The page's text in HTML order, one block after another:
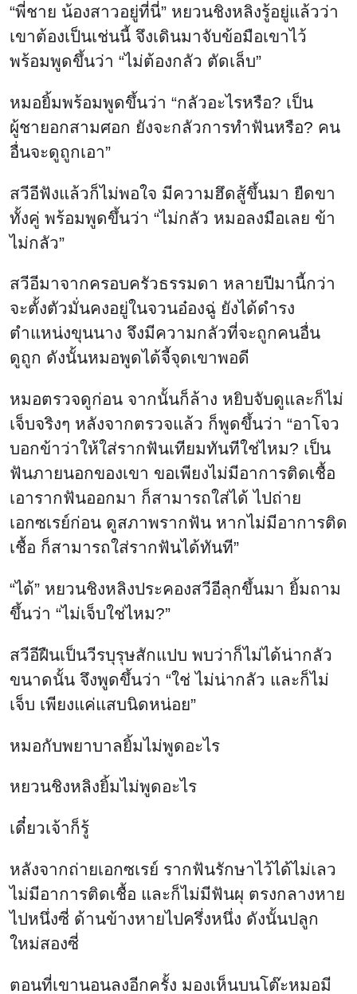
สวีอีมาจากครอบครัวธรรมดา หลายปีมานี้กว่า
จะตั้งตัวมั่นคงอยู่ในจวนอ๋องฉู่ ยังได้ดำรง
ตำแหน่งขุนนาง จึงมีความกลัวที่จะถูกคนอื่น
ดูถูก ดังนั้นหมอพูดได้จี้จุดเขาพอดี
หมอตรวจดูก่อน จากนั้นก็ล้าง หยิบจับดูและก็ไม่
เจ็บจริงๆ หลังจากตรวจแล้ว ก็พูดขึ้นว่า “อาโจว
บอกข้าว่าให้ใส่รากฟันเทียมทันทีใช่ไหม? เป็น
ฟันภายนอกของเขา ขอเพียงไม่มีอาการติดเชื้อ
เอารากฟันออกมา ก็สามารถใส่ได้ ไปถ่าย
เอกซเรย์ก่อน ดูสภาพรากฟัน หากไม่มีอาการติด
เชื้อ ก็สามารถใส่รากฟันได้ทันที”
“ได้” หยวนชิงหลิงประคองสวีอีลุกขึ้นมา ยิ้มถาม
ขึ้นว่า “ไม่เจ็บใช่ไหม?”
สวีอีฝืนเป็นวีรบุรุษสักแปบ พบว่าก็ไม่ได้น่ากลัว
ขนาดนั้น จึงพูดขึ้นว่า “ใช่ ไม่น่ากลัว และก็ไม่
เจ็บ เพียงแค่แสบนิดหน่อย”
หมอกับพยาบาลยิ้มไม่พูดอะไร
หยวนชิงหลิงยิ้มไม่พูดอะไร
เดี๋ยวเจ้าก็รู้
หลังจากถ่ายเอกซเรย์ รากฟันรักษาไว้ได้ไม่เลว
ไม่มีอาการติดเชื้อ และก็ไม่มีฟันผุ ตรงกลางหาย
ไปหนึ่งซี่ ด้านข้างหายไปครึ่งหนึ่ง ดังนั้นปลูก
ใหม่สองซี่
ตอนที่เขานอนลงอีกครั้ง มองเห็นบนโต๊ะหมอมี